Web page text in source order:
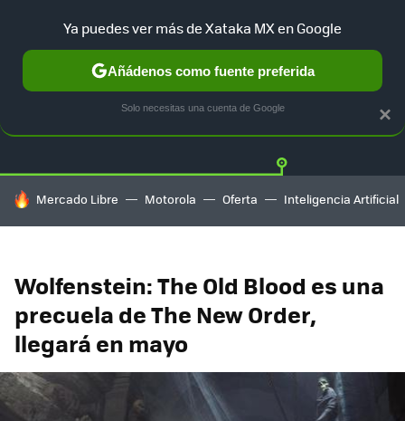
Twitter
HOY SE HABLA DE
Mercado Libre Motorola Oferta Inteligencia Artificial
Wolfenstein: The Old Blood es una
precuela de The New Order,
llegará en mayo
×
Ya puedes ver más de Xataka MX en Google
Añádenos como fuente preferida
Solo necesitas una cuenta de Google